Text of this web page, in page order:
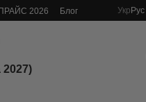
ПРАЙС 2026
Блог
Укр Рус